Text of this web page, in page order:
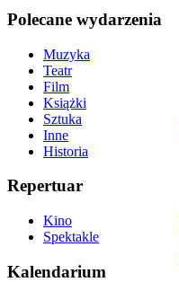
Polecane wydarzenia
Muzyka
Teatr
Film
Książki
Sztuka
Inne
Historia
Repertuar
Kino
Spektakle
Kalendarium